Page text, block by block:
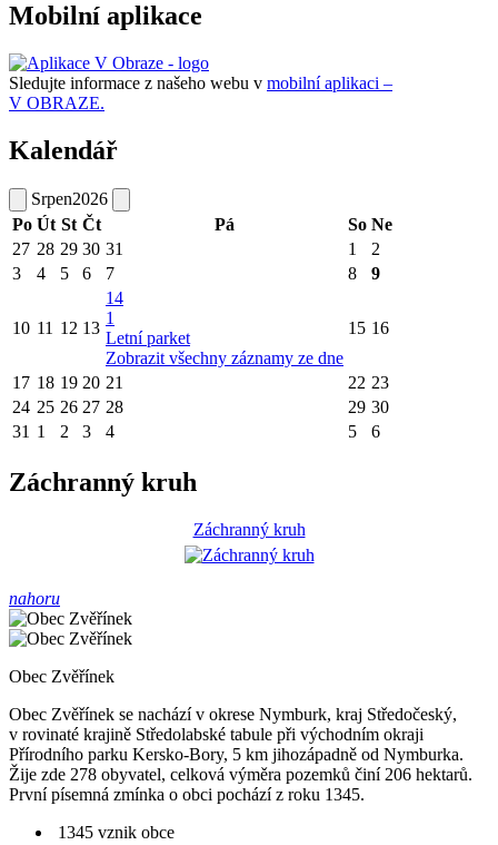
Mobilní aplikace
Sledujte informace z našeho webu v mobilní aplikaci –
V OBRAZE.
Kalendář
Srpen2026
Po Út St Čt Pá So Ne
27 28 29 30 31 1
2
3
4 5 6 7 8 9
10 11 12 13
14
1
Letní parket
Zobrazit všechny záznamy ze dne
15 16
17 18 19 20 21 22 23
24 25 26 27 28 29 30
31 1 2 3 4 5 6
Záchranný kruh
Záchranný kruh
nahoru
Obec Zvěřínek
Obec Zvěřínek se nachází v okrese Nymburk, kraj Středočeský,
v rovinaté krajině Středolabské tabule při východním okraji
Přírodního parku Kersko-Bory, 5 km jihozápadně od Nymburka.
Žije zde 278 obyvatel, celková výměra pozemků činí 206 hektarů.
První písemná zmínka o obci pochází z roku 1345.
1345 vznik obce